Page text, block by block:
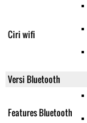
Ciri wifi
Versi Bluetooth
Features Bluetooth